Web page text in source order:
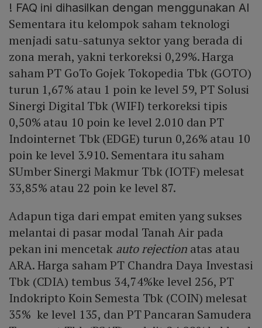
! FAQ ini dihasilkan dengan menggunakan AI
Sementara itu kelompok saham teknologi
menjadi satu-satunya sektor yang berada di
zona merah, yakni terkoreksi 0,29%. Harga
saham PT GoTo Gojek Tokopedia Tbk (GOTO)
turun 1,67% atau 1 poin ke level 59, PT Solusi
Sinergi Digital Tbk (WIFI) terkoreksi tipis
0,50% atau 10 poin ke level 2.010 dan PT
Indointernet Tbk (EDGE) turun 0,26% atau 10
poin ke level 3.910. Sementara itu saham
SUmber Sinergi Makmur Tbk (IOTF) melesat
33,85% atau 22 poin ke level 87.
Adapun tiga dari empat emiten yang sukses
melantai di pasar modal Tanah Air pada
pekan ini mencetak auto rejectionatas atau
ARA. Harga saham PT Chandra Daya Investasi
Tbk (CDIA) tembus 34,74%ke level 256, PT
Indokripto Koin Semesta Tbk (COIN) melesat
35% ke level 135, dan PT Pancaran Samudera